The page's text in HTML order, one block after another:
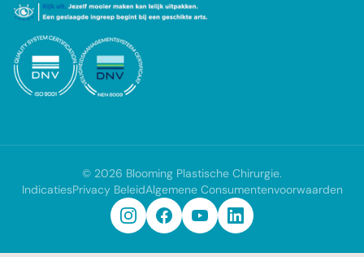
© 2026 Blooming Plastische Chirurgie.
IndicatiesPrivacy BeleidAlgemene Consumentenvoorwaarden